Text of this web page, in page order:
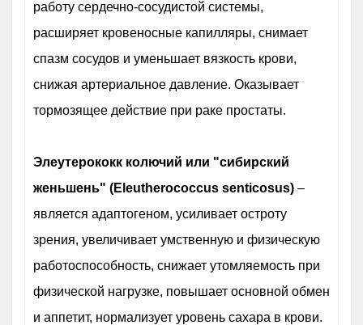
работу сердечно-сосудистой системы,
расширяет кровеносные капилляры, снимает
спазм сосудов и уменьшает вязкость крови,
снижая артериальное давление. Оказывает
тормозящее действие при раке простаты.
Элеутерококк колючий или "сибирский
женьшень" (Eleutherococcus senticosus) –
является адаптогеном, усиливает остроту
зрения, увеличивает умственную и физическую
работоспособность, снижает утомляемость при
физической нагрузке, повышает основной обмен
и аппетит, нормализует уровень сахара в крови.